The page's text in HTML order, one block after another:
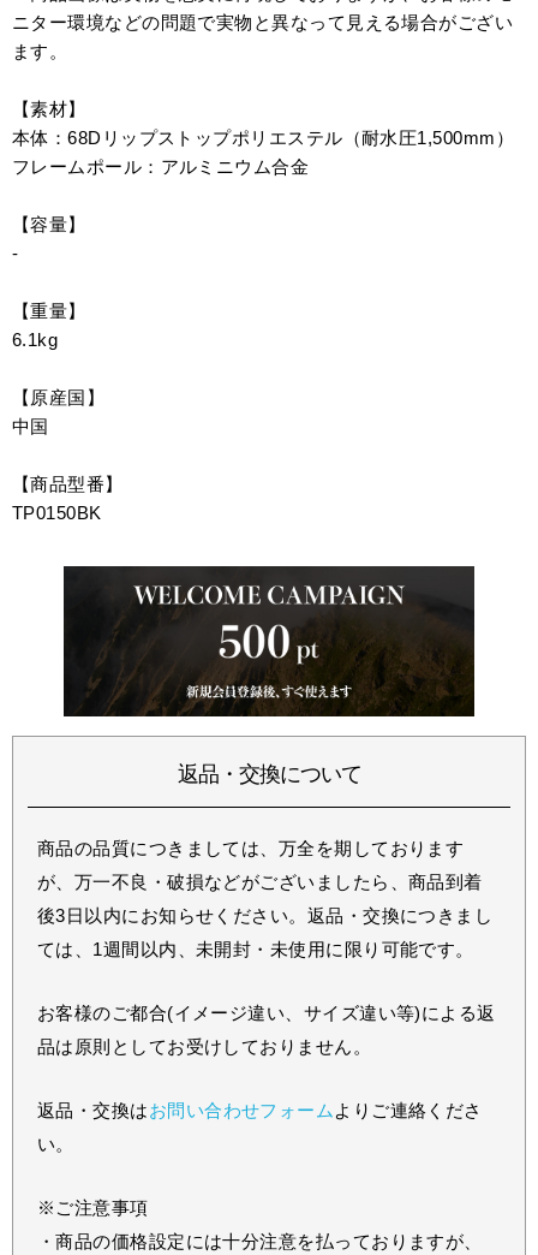
ニター環境などの問題で実物と異なって見える場合がござい
ます。
【素材】
本体：68Dリップストップポリエステル（耐水圧1,500mm）
フレームポール：アルミニウム合金
【容量】
-
【重量】
6.1kg
【原産国】
中国
【商品型番】
TP0150BK
返品・交換について
商品の品質につきましては、万全を期しております
が、万一不良・破損などがございましたら、商品到着
後3日以内にお知らせください。返品・交換につきまし
ては、1週間以内、未開封・未使用に限り可能です。
お客様のご都合(イメージ違い、サイズ違い等)による返
品は原則としてお受けしておりません。
返品・交換はお問い合わせフォーム よりご連絡くださ
い。
※ご注意事項
・商品の価格設定には十分注意を払っておりますが、